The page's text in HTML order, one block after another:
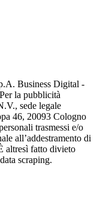
Business Digital -
la pubblicità
sede legale
46, 20093 Cologno
trasmessi e/o
all’addestramento di
altresì fatto divieto
scraping.